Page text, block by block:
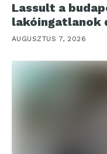
Lassult a
lakóingatlanok
AUGUSZTUS 7, 2026